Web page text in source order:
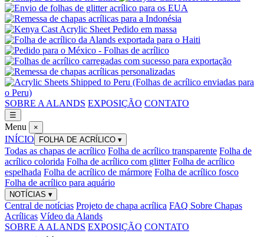
SOBRE A ALANDS EXPOSIÇÃO CONTATO
☰
Menu ×
INÍCIO FOLHA DE ACRÍLICO ▾
Todas as chapas de acrílico Folha de acrílico transparente Folha de
acrílico colorida Folha de acrílico com glitter Folha de acrílico
espelhada Folha de acrílico de mármore Folha de acrílico fosco
Folha de acrílico para aquário
NOTÍCIAS ▾
Central de notícias Projeto de chapa acrílica FAQ Sobre Chapas
Acrílicas Vídeo da Alands
SOBRE A ALANDS EXPOSIÇÃO CONTATO